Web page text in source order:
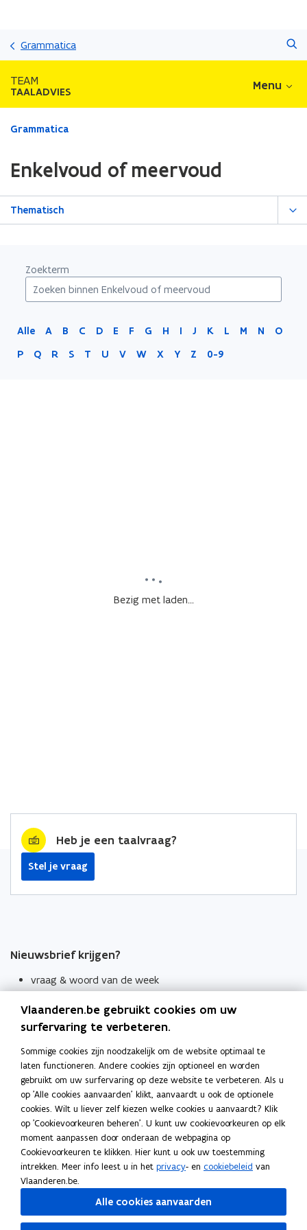
Grammatica
TEAM
TAALADVIES Menu
Gedaan
zich
op:
Enkelvoud
Grammatica
Enkelvoud of meervoud
Thematisch
Zoekterm
Alle A B C D E F G H I J K L M N
O
P
Q R S T U V W X Y Z 0-9
Bezig met laden...
Heb je een taalvraag?
Stel je vraag
Nieuwsbrief krijgen?
vraag & woord van de week
Schrijf je in
Thema's
Taaladviezen
Spellingregels
Tips voor duidelijke taal
Bekijk ook
Spellingtests
Boek- en webwijzer
Vlaanderen.be gebruikt cookies om uw
surfervaring te verbeteren.
Sommige cookies zijn noodzakelijk om de website optimaal te
laten functioneren. Andere cookies zijn optioneel en worden
gebruikt om uw surfervaring op deze website te verbeteren. Als u
op 'Alle cookies aanvaarden' klikt, aanvaardt u ook de optionele
cookies. Wilt u liever zelf kiezen welke cookies u aanvaardt? Klik
op 'Cookievoorkeuren beheren'. U kunt uw cookievoorkeuren op elk
moment aanpassen door onderaan de webpagina op
Cookievoorkeuren te klikken. Hier kunt u ook uw toestemming
intrekken. Meer info leest u in het privacy- en cookiebeleid van
Vlaanderen.be.
Alle cookies aanvaarden